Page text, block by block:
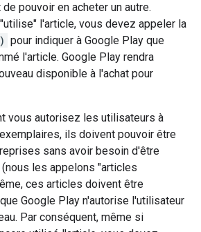
pouvoir en acheter un autre.
l'article, vous devez appeler la
pour indiquer à Google Play que
l'article. Google Play rendra
disponible à l'achat pour
vous autorisez les utilisateurs à
ils doivent pouvoir être
sans avoir besoin d'être
les appelons "articles
ces articles doivent être
Google Play n'autorise l'utilisateur
Par conséquent, même si